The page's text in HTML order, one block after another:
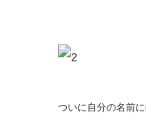
ついに自分の名前